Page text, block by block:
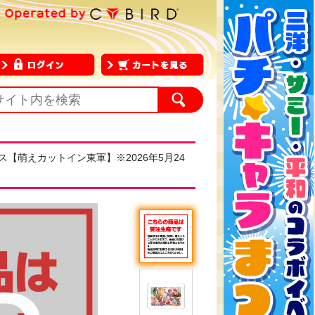
【萌えカットイン東軍】※2026年5月24